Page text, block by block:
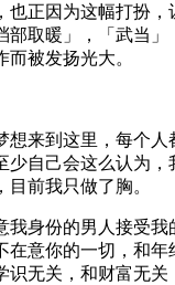
也正因为这幅打扮，
部取暖」，「武当」
被发扬光大。
想来到这里，每个人
少自己会这么认为，
前我只做了胸。
我身份的男人接受我
在意你的一切，和年
识无关，和财富无关